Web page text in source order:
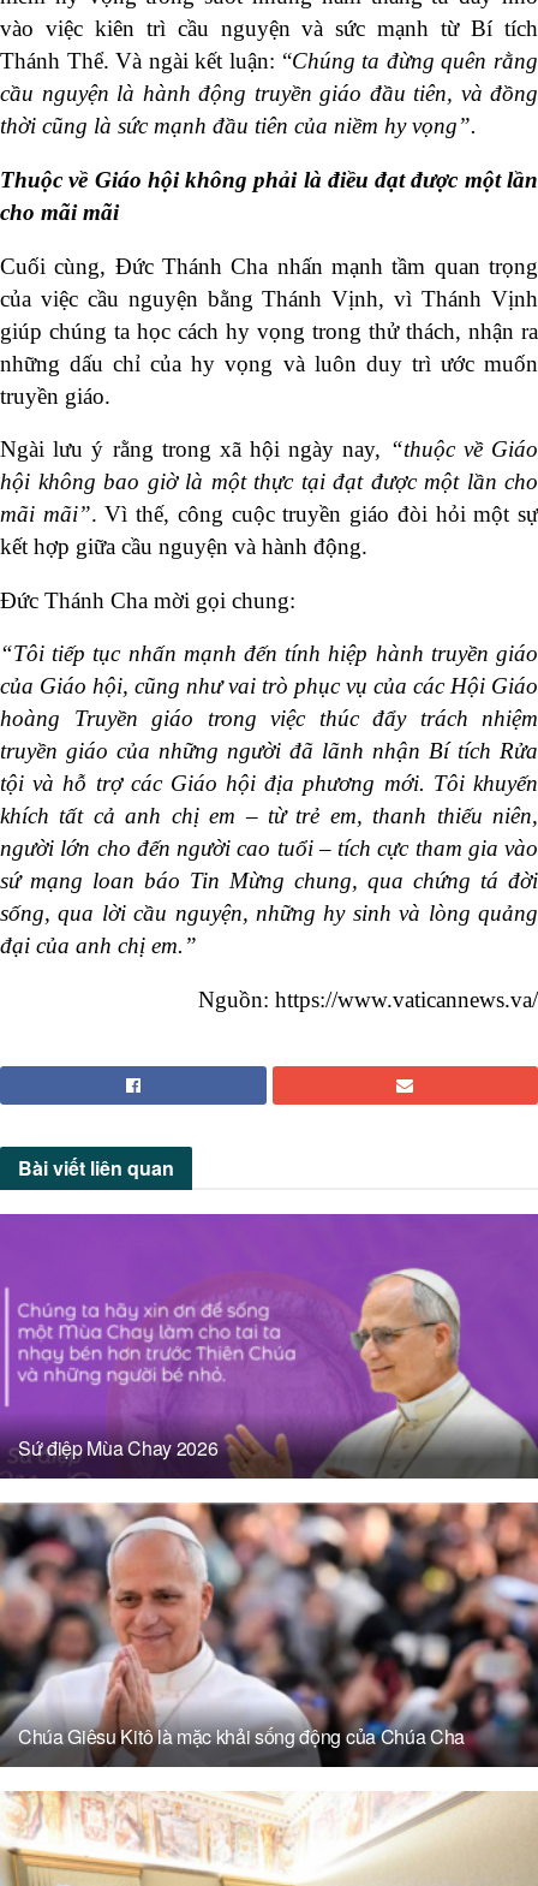
vào việc kiên trì cầu nguyện và sức mạnh từ Bí tích
Thánh Thể. Và ngài kết luận: “Chúng ta đừng quên rằng
cầu nguyện là hành động truyền giáo đầu tiên, và đồng
thời cũng là sức mạnh đầu tiên của niềm hy vọng”.
Thuộc về Giáo hội không phải là điều đạt được một lần
cho mãi mãi
Cuối cùng, Đức Thánh Cha nhấn mạnh tầm quan trọng
của việc cầu nguyện bằng Thánh Vịnh, vì Thánh Vịnh
giúp chúng ta học cách hy vọng trong thử thách, nhận ra
những dấu chỉ của hy vọng và luôn duy trì ước muốn
truyền giáo.
Ngài lưu ý rằng trong xã hội ngày nay, “thuộc về Giáo
hội không bao giờ là một thực tại đạt được một lần cho
mãi mãi”. Vì thế, công cuộc truyền giáo đòi hỏi một sự
kết hợp giữa cầu nguyện và hành động.
Đức Thánh Cha mời gọi chung:
“Tôi tiếp tục nhấn mạnh đến tính hiệp hành truyền giáo
của Giáo hội, cũng như vai trò phục vụ của các Hội Giáo
hoàng Truyền giáo trong việc thúc đẩy trách nhiệm
truyền giáo của những người đã lãnh nhận Bí tích Rửa
tội và hỗ trợ các Giáo hội địa phương mới. Tôi khuyến
khích tất cả anh chị em – từ trẻ em, thanh thiếu niên,
người lớn cho đến người cao tuổi – tích cực tham gia vào
sứ mạng loan báo Tin Mừng chung, qua chứng tá đời
sống, qua lời cầu nguyện, những hy sinh và lòng quảng
đại của anh chị em.”
Nguồn: https://www.vaticannews.va/
Bài viết liên quan
Sứ điệp Mùa Chay 2026
Chúa Giêsu Kitô là mặc khải sống động của Chúa Cha